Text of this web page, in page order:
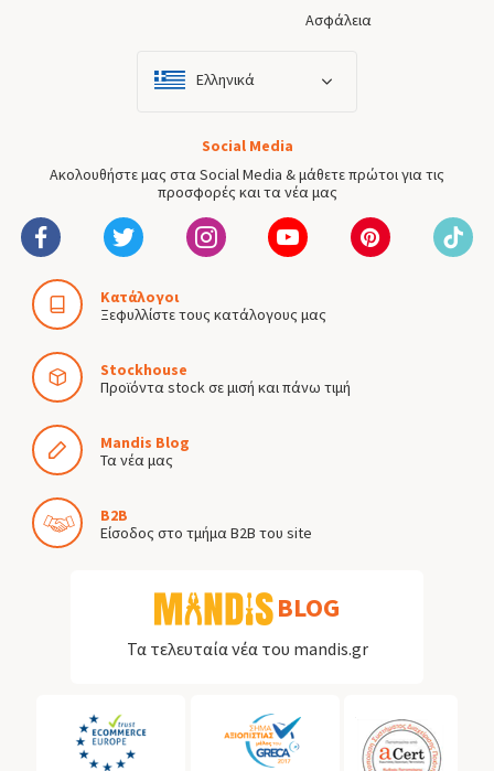
Ασφάλεια
Ελληνικά
Social Media
Ακολουθήστε μας στα Social Media & μάθετε πρώτοι για τις
προσφορές και τα νέα μας
Κατάλογοι
Ξεφυλλίστε τους κατάλογους μας
Stockhouse
Προϊόντα stock σε μισή και πάνω τιμή
Mandis Blog
Τα νέα μας
B2B
Είσοδος στο τμήμα B2B του site
BLOG
Τα τελευταία νέα του mandis.gr